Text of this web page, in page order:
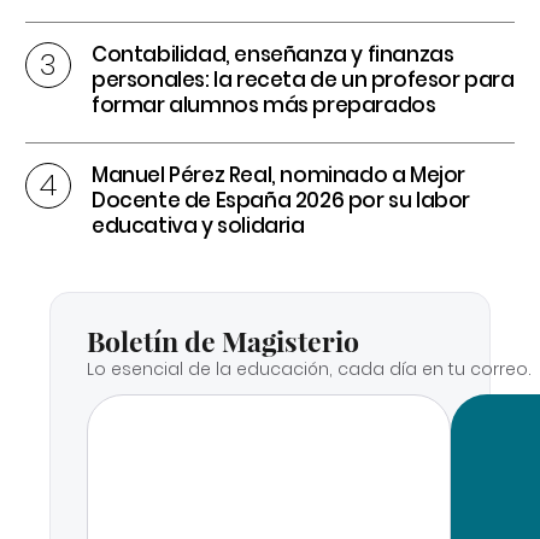
Contabilidad, enseñanza y finanzas
personales: la receta de un profesor para
formar alumnos más preparados
Manuel Pérez Real, nominado a Mejor
Docente de España 2026 por su labor
educativa y solidaria
Boletín de Magisterio
Lo esencial de la educación, cada día en tu correo.